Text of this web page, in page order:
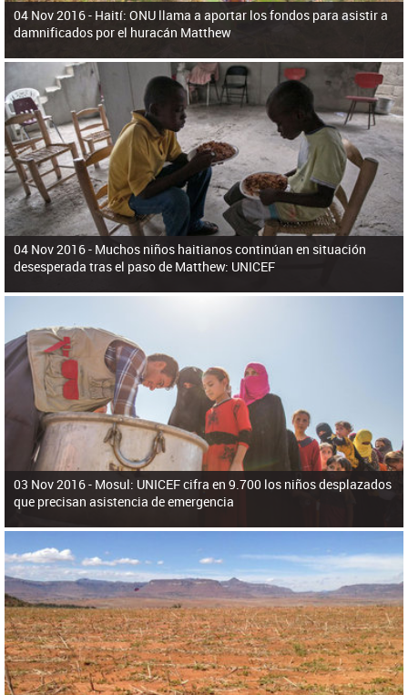
04 Nov 2016 - Haití: ONU llama a aportar los fondos para asistir a
damnificados por el huracán Matthew
04 Nov 2016 - Muchos niños haitianos continúan en situación
desesperada tras el paso de Matthew: UNICEF
03 Nov 2016 - Mosul: UNICEF cifra en 9.700 los niños desplazados
que precisan asistencia de emergencia